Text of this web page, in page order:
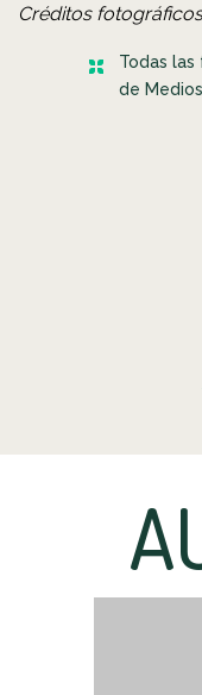
Créditos
Todas
de